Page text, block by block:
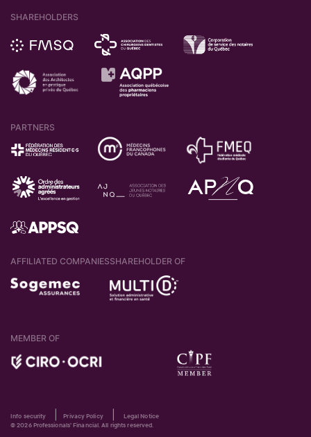
SHAREHOLDERS
PARTNERS
AFFILIATED COMPANIESSHAREHOLDER OF
MEMBER OF
Info security |Privacy Policy|
Legal Notice
© 2026 Professionals' Financial. All rights reserved.